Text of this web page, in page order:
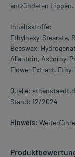
entzündeten Lippen.
Inhaltsstoffe:
Ethylhexyl Stearate,
Beeswax,
Allantoin, Ascorbyl
Flower Extract,
Quelle:
Stand: 12/2024
Hinweis: